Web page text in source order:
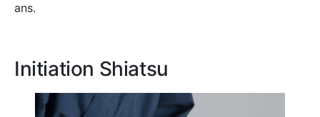
ans.
Initiation Shiatsu